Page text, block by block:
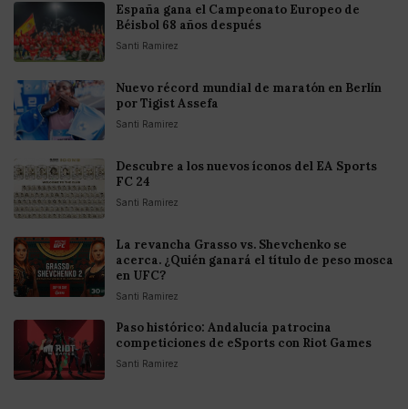
España gana el Campeonato Europeo de
Béisbol 68 años después
Santi Ramirez
Nuevo récord mundial de maratón en Berlín
por Tigist Assefa
Santi Ramirez
Descubre a los nuevos íconos del EA Sports
FC 24
Santi Ramirez
La revancha Grasso vs. Shevchenko se
acerca. ¿Quién ganará el título de peso mosca
en UFC?
Santi Ramirez
Paso histórico: Andalucía patrocina
competiciones de eSports con Riot Games
Santi Ramirez